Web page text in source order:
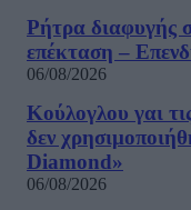
Ρήτρα διαφυγής
επέκταση –
06/08/2026
Κούλογλου γαι
δεν
Diamond»
06/08/2026